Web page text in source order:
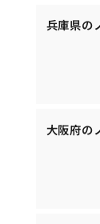
兵庫県の
大阪府の